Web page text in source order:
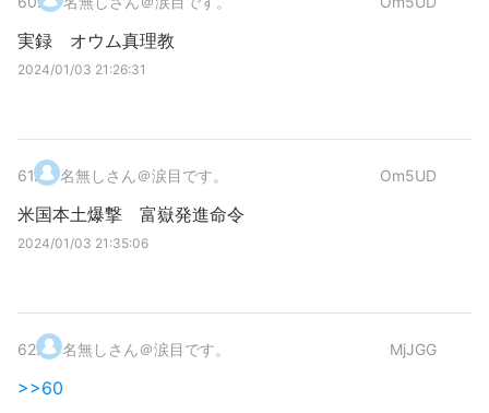
実録 オウム真理教
2024/01/03 21:26:31
61. 名無しさん＠涙目です。 Om5UD
米国本土爆撃 富嶽発進命令
2024/01/03 21:35:06
62. 名無しさん＠涙目です。 MjJGG
>>60